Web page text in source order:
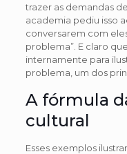
trazer as demandas
academia pediu isso
conversarem com
problema”. E claro
internamente para
problema, um dos
A fórmula
cultural
Esses exemplos